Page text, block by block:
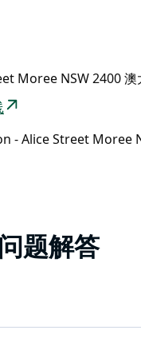
Moree NSW 2400 澳
题解答